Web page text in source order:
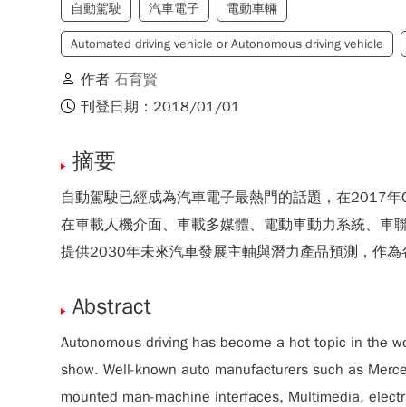
自動駕駛 汽車電子 電動車輛
Automated driving vehicle or Autonomous driving vehicle
作者石育賢
刊登日期：2018/01/01
摘要
自動駕駛已經成為汽車電子最熱門的話題，在2017
在車載人機介面、車載多媒體、電動車動力系統、
提供2030年未來汽車發展主軸與潛力產品預測，作為
Abstract
Autonomous driving has become a hot topic in the
show. Well-known auto manufacturers such as
mounted man-machine interfaces, Multimedia,